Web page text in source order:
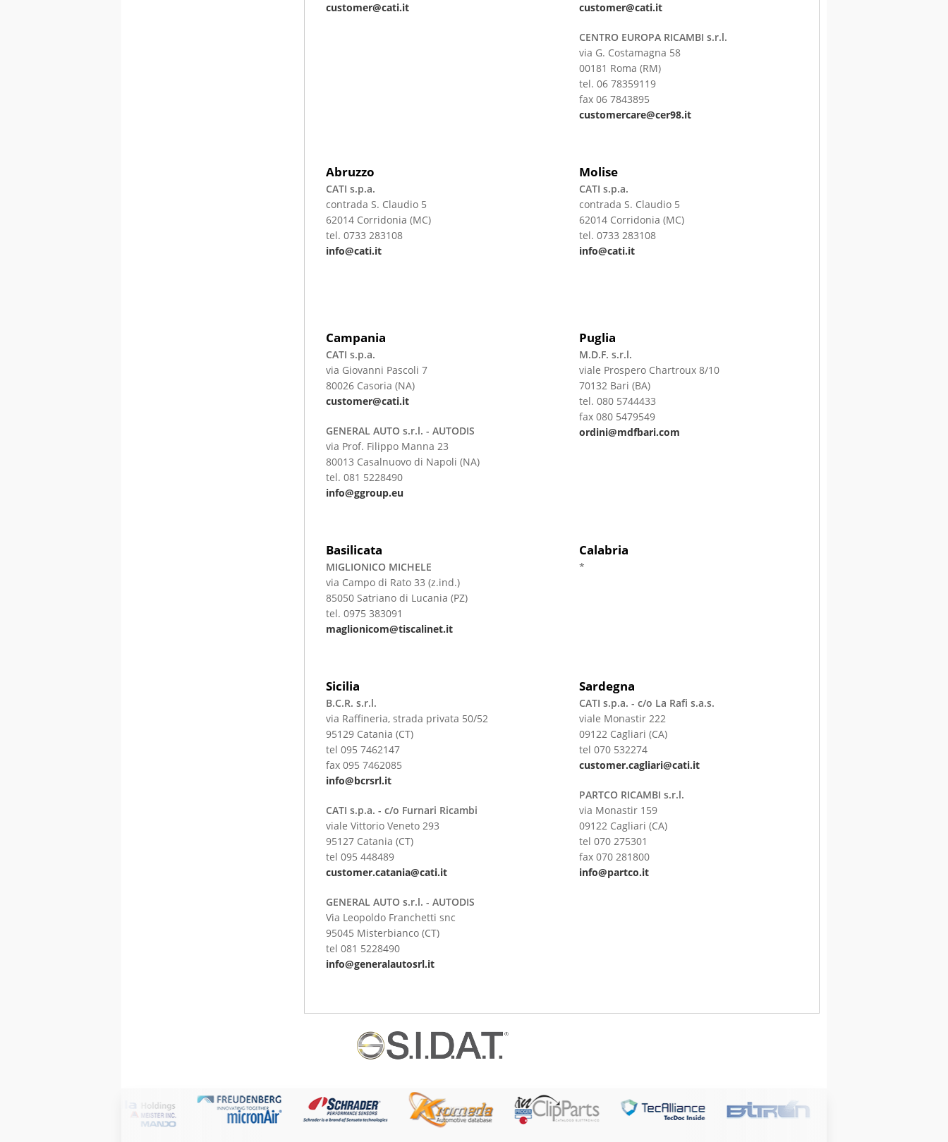
customer@cati.it
customer@cati.it
CENTRO EUROPA RICAMBI s.r.l.
via G. Costamagna 58
00181 Roma (RM)
tel. 06 78359119
fax 06 7843895
customercare@cer98.it
Abruzzo
CATI s.p.a.
contrada S. Claudio 5
62014 Corridonia (MC)
tel. 0733 283108
info@cati.it
Molise
CATI s.p.a.
contrada S. Claudio 5
62014 Corridonia (MC)
tel. 0733 283108
info@cati.it
Campania
CATI s.p.a.
via Giovanni Pascoli 7
80026 Casoria (NA)
customer@cati.it
GENERAL AUTO s.r.l. - AUTODIS
via Prof. Filippo Manna 23
80013 Casalnuovo di Napoli (NA)
tel. 081 5228490
info@ggroup.eu
Puglia
M.D.F. s.r.l.
viale Prospero Chartroux 8/10
70132 Bari (BA)
tel. 080 5744433
fax 080 5479549
ordini@mdfbari.com
Basilicata
MIGLIONICO MICHELE
via Campo di Rato 33 (z.ind.)
85050 Satriano di Lucania (PZ)
tel. 0975 383091
maglionicom@tiscalinet.it
Calabria
*
Sicilia
B.C.R. s.r.l.
via Raffineria, strada privata 50/52
95129 Catania (CT)
tel 095 7462147
fax 095 7462085
info@bcrsrl.it
CATI s.p.a. - c/o Furnari Ricambi
viale Vittorio Veneto 293
95127 Catania (CT)
tel 095 448489
customer.catania@cati.it
GENERAL AUTO s.r.l. - AUTODIS
Via Leopoldo Franchetti snc
95045 Misterbianco (CT)
tel 081 5228490
info@generalautosrl.it
Sardegna
CATI s.p.a. - c/o La Rafi s.a.s.
viale Monastir 222
09122 Cagliari (CA)
tel 070 532274
customer.cagliari@cati.it
PARTCO RICAMBI s.r.l.
via Monastir 159
09122 Cagliari (CA)
tel 070 275301
fax 070 281800
info@partco.it